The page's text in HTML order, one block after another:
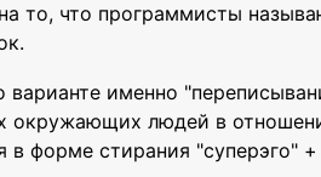
то, что программисты
варианте именно
окружающих людей в
в форме стирания "суперэго"